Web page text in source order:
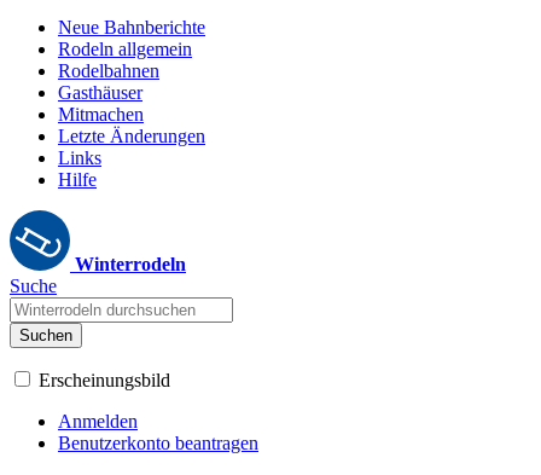
Neue Bahnberichte
Rodeln allgemein
Rodelbahnen
Gasthäuser
Mitmachen
Letzte Änderungen
Links
Hilfe
Winterrodeln
Suche
Suchen
Erscheinungsbild
Anmelden
Benutzerkonto beantragen